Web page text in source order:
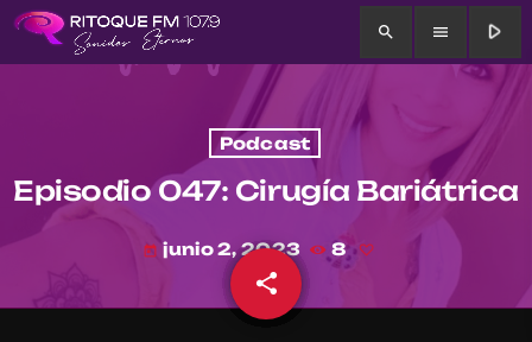
search menu play_arrow
Podcast
Episodio 047: Cirugía Bariátrica
today junio 2, 2023 8
share
email